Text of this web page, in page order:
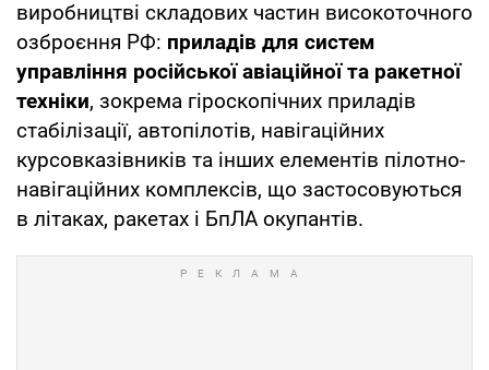
виробництві складових частин високоточного
озброєння РФ: приладів для систем
управління російської авіаційної та ракетної
техніки, зокрема гіроскопічних приладів
стабілізації, автопілотів, навігаційних
курсовказівників та інших елементів пілотно-
навігаційних комплексів, що застосовуються
в літаках, ракетах і БпЛА окупантів.